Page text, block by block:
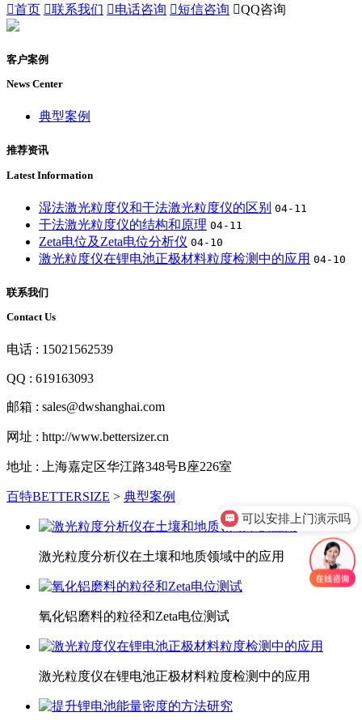
首页 联系我们 电话咨询 短信咨询 QQ咨询
客户案例
News Center
典型案例
推荐资讯
Latest Information
湿法激光粒度仪和干法激光粒度仪的区别 04-11
干法激光粒度仪的结构和原理 04-11
Zeta电位及Zeta电位分析仪 04-10
激光粒度仪在锂电池正极材料粒度检测中的应用 04-10
联系我们
Contact Us
电话 : 15021562539
QQ : 619163093
邮箱 : sales@dwshanghai.com
网址 : http://www.bettersizer.cn
地址 : 上海嘉定区华江路348号B座226室
百特BETTERSIZE > 典型案例
激光粒度分析仪在土壤和地质领域中的应用
氧化铝磨料的粒径和Zeta电位测试
激光粒度仪在锂电池正极材料粒度检测中的应用
可以安排上门演示吗